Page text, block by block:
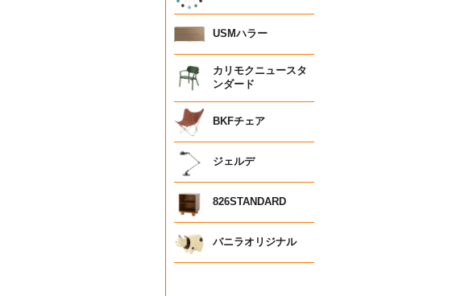
USMハラー
カリモクニュースタ
ンダード
BKFチェア
ジェルデ
826STANDARD
バニラオリジナル